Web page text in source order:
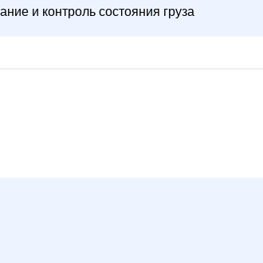
и контроль состояния груза